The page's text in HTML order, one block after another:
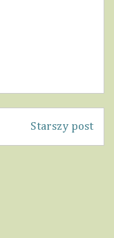
Starszy post